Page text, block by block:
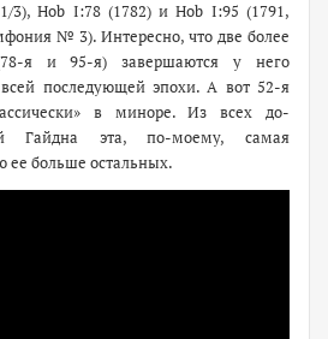
3), Hob I:78 (1782) и Hob I:95 (1791,
№ 3). Интересно, что две более
я и 95-я) завершаются у него
последующей эпохи. А вот 52-я
в миноре. Из всех до-
Гайдна эта, по-моему, самая
ее больше остальных.